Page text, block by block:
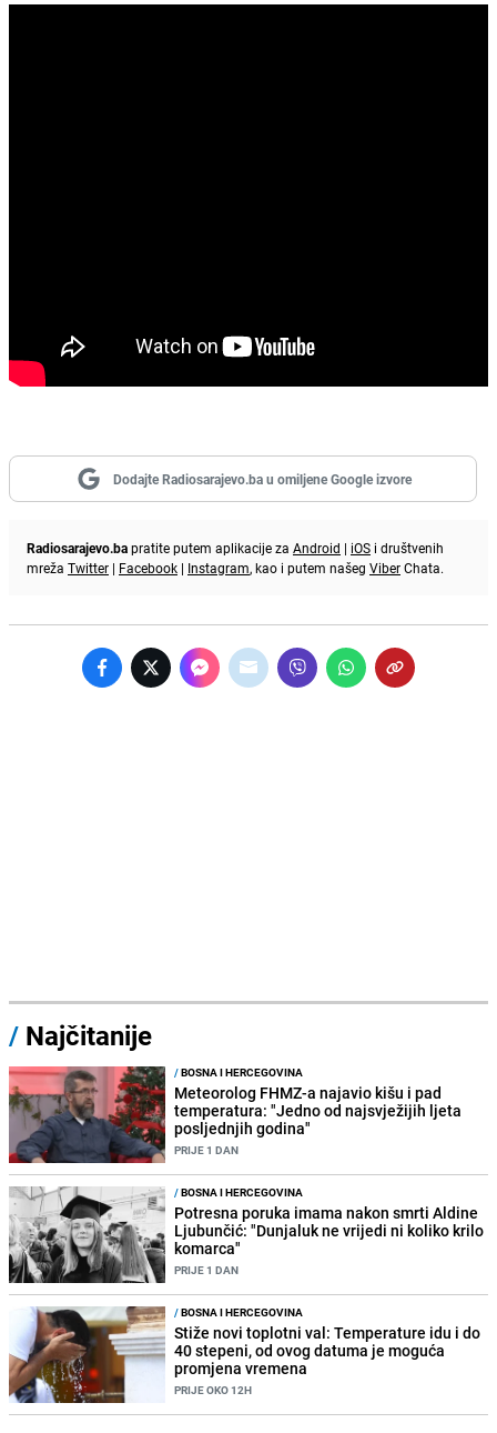
Dodajte Radiosarajevo.ba u omiljene Google izvore
Radiosarajevo.bapratite putem aplikacije za Android | iOS i društvenih
mreža Twitter | Facebook | Instagram, kao i putem našeg ViberChata.
/ Najčitanije
/BOSNA I HERCEGOVINA
Meteorolog FHMZ-a najavio kišu i pad
temperatura: "Jedno od najsvježijih ljeta
posljednjih godina"
PRIJE 1 DAN
/BOSNA I HERCEGOVINA
Potresna poruka imama nakon smrti Aldine
Ljubunčić: "Dunjaluk ne vrijedi ni koliko krilo
komarca"
PRIJE 1 DAN
/BOSNA I HERCEGOVINA
Stiže novi toplotni val: Temperature idu i do
40 stepeni, od ovog datuma je moguća
promjena vremena
PRIJE OKO 12H